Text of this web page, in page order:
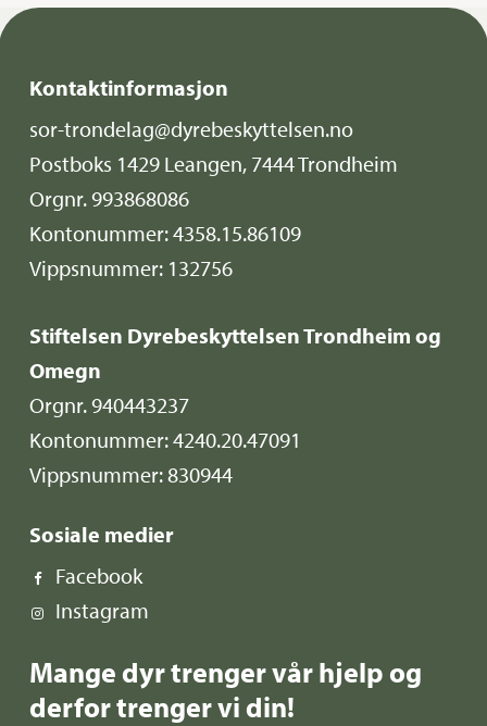
Kontaktinformasjon
sor-trondelag@dyrebeskyttelsen.no
Postboks 1429 Leangen, 7444 Trondheim
Orgnr. 993868086
Kontonummer: 4358.15.86109
Vippsnummer: 132756
Stiftelsen Dyrebeskyttelsen Trondheim og
Omegn
Orgnr. 940443237
Kontonummer: 4240.20.47091
Vippsnummer: 830944
Sosiale medier
Facebook
Instagram
Mange dyr trenger vår hjelp og
derfor trenger vi din!